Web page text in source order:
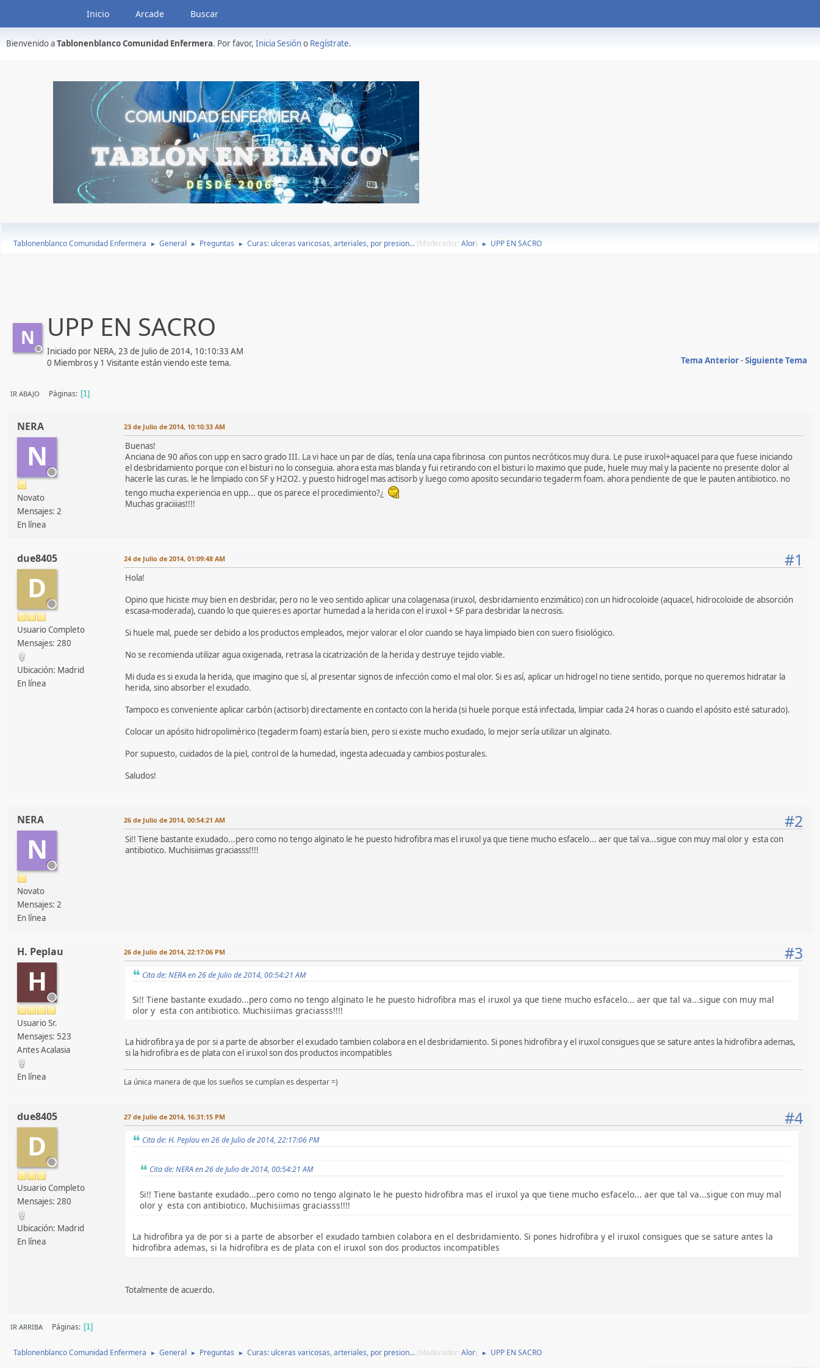
Inicio Arcade Buscar
Bienvenido aTablonenblanco Comunidad Enfermera. Por favor, Inicia Sesióno Regístrate.
Tablonenblanco Comunidad Enfermera ► General ► Preguntas ► Curas: ulceras varicosas, arteriales, por presion... (Moderador: Alor) ► UPP EN SACRO
N UPP EN SACRO
Iniciado por NERA, 23 de Julio de 2014, 10:10:33 AM
Tema Anterior-Siguiente Tema
0 Miembros y 1 Visitante están viendo este tema.
IR ABAJO Páginas 1
NERA
N
Novato
Mensajes: 2
En línea
23 de Julio de 2014, 10:10:33 AM
Buenas!
Anciana de 90 años con upp en sacro grado III. La vi hace un par de días, tenía una capa fibrinosa con puntos necróticos muy dura. Le puse iruxol+aquacel para que fuese iniciando
el desbridamiento porque con el bisturi no lo conseguia. ahora esta mas blanda y fui retirando con el bisturi lo maximo que pude, huele muy mal y la paciente no presente dolor al
hacerle las curas. le he limpiado con SF y H2O2. y puesto hidrogel mas actisorb y luego como aposito secundario tegaderm foam. ahora pendiente de que le pauten antibiotico. no
tengo mucha experiencia en upp... que os parece el procedimiento?¿
Muchas graciiias!!!!
due8405
D
Usuario Completo
Mensajes: 280
Ubicación: Madrid
En línea
#1
24 de Julio de 2014, 01:09:48 AM
Hola!
Opino que hiciste muy bien en desbridar, pero no le veo sentido aplicar una colagenasa (iruxol, desbridamiento enzimático) con un hidrocoloide (aquacel, hidrocoloide de absorción
escasa-moderada), cuando lo que quieres es aportar humedad a la herida con el iruxol + SF para desbridar la necrosis.
Si huele mal, puede ser debido a los productos empleados, mejor valorar el olor cuando se haya limpiado bien con suero fisiológico.
No se recomienda utilizar agua oxigenada, retrasa la cicatrización de la herida y destruye tejido viable.
Mi duda es si exuda la herida, que imagino que sí, al presentar signos de infección como el mal olor. Si es así, aplicar un hidrogel no tiene sentido, porque no queremos hidratar la
herida, sino absorber el exudado.
Tampoco es conveniente aplicar carbón (actisorb) directamente en contacto con la herida (si huele porque está infectada, limpiar cada 24 horas o cuando el apósito esté saturado).
Colocar un apósito hidropolimérico (tegaderm foam) estaría bien, pero si existe mucho exudado, lo mejor sería utilizar un alginato.
Por supuesto, cuidados de la piel, control de la humedad, ingesta adecuada y cambios posturales.
Saludos!
NERA
N
Novato
Mensajes: 2
En línea
#2
26 de Julio de 2014, 00:54:21 AM
Si!! Tiene bastante exudado...pero como no tengo alginato le he puesto hidrofibra mas el iruxol ya que tiene mucho esfacelo... aer que tal va...sigue con muy mal olor y esta con
antibiotico. Muchisiimas graciasss!!!!
H. Peplau
H
Usuario Sr.
Mensajes: 523
Antes Acalasia
En línea
#3
26 de Julio de 2014, 22:17:06 PM
Cita de: NERA en 26 de Julio de 2014, 00:54:21 AM
Si!! Tiene bastante exudado...pero como no tengo alginato le he puesto hidrofibra mas el iruxol ya que tiene mucho esfacelo... aer que tal va...sigue con muy mal
olor y esta con antibiotico. Muchisiimas graciasss!!!!
La hidrofibra ya de por si a parte de absorber el exudado tambien colabora en el desbridamiento. Si pones hidrofibra y el iruxol consigues que se sature antes la hidrofibra ademas,
si la hidrofibra es de plata con el iruxol son dos productos incompatibles
La única manera de que los sueños se cumplan es despertar =)
due8405
D
Usuario Completo
Mensajes: 280
Ubicación: Madrid
En línea
#4
27 de Julio de 2014, 16:31:15 PM
Cita de: H. Peplau en 26 de Julio de 2014, 22:17:06 PM
Cita de: NERA en 26 de Julio de 2014, 00:54:21 AM
Si!! Tiene bastante exudado...pero como no tengo alginato le he puesto hidrofibra mas el iruxol ya que tiene mucho esfacelo... aer que tal va...sigue con muy mal
olor y esta con antibiotico. Muchisiimas graciasss!!!!
La hidrofibra ya de por si a parte de absorber el exudado tambien colabora en el desbridamiento. Si pones hidrofibra y el iruxol consigues que se sature antes la
hidrofibra ademas, si la hidrofibra es de plata con el iruxol son dos productos incompatibles
Totalmente de acuerdo.
IR ARRIBA Páginas 1
Tablonenblanco Comunidad Enfermera ► General ► Preguntas ► Curas: ulceras varicosas, arteriales, por presion... (Moderador: Alor) ► UPP EN SACRO